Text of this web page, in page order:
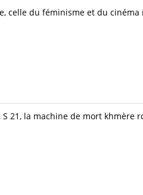
celle du féminisme et du
21, la machine de mort khmère